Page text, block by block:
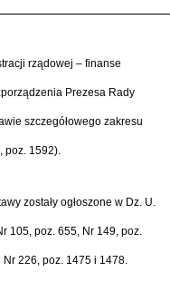
rządowej – finanse
Prezesa Rady
szczegółowego zakresu
poz. 1592).
zostały ogłoszone w Dz. U.
105, poz. 655, Nr 149, poz.
226, poz. 1475 i 1478.